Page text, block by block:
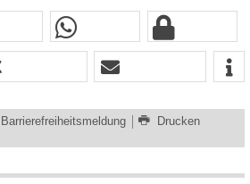
Barrierefreiheitsmeldung
Drucken